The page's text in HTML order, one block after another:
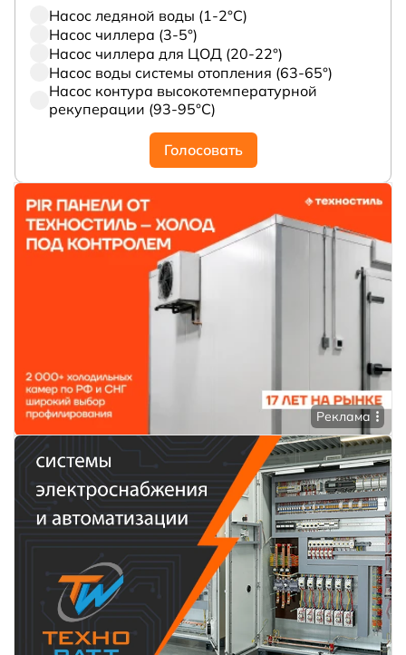
Насос ледяной воды (1-2°С)
Насос чиллера (3-5°)
Насос чиллера для ЦОД (20-22°)
Насос воды системы отопления (63-65°)
Насос контура высокотемпературной
рекуперации (93-95°С)
Голосовать
Реклама